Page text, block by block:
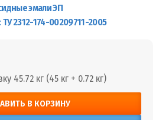
эмали ЭП
ТУ 2312-174-00209711-2005
45.72 кг (45 кг + 0.72 кг)
В КОРЗИНУ